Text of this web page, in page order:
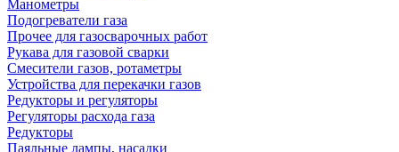
Манометры
Подогреватели газа
Прочее для газосварочных работ
Рукава для газовой сварки
Смесители газов, ротаметры
Устройства для перекачки газов
Редукторы и регуляторы
Регуляторы расхода газа
Редукторы
Паяльные лампы, насадки